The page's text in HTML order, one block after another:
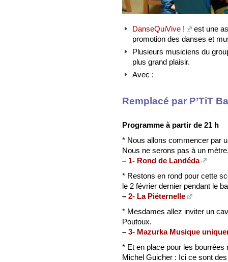
DanseQuiVive !
est une
promotion des danses et
Plusieurs musiciens du
plus grand plaisir.
Avec :
Remplacé par P’TiT
Programme à partir de 21 h
* Nous allons commencer par
Nous ne serons pas à un
– 1- Rond de Landéda
* Restons en rond pour cette
le 2 février dernier pendant le
– 2- La Piéternelle
* Mesdames allez inviter un
Poutoux.
– 3- Mazurka Musique
* Et en place pour les
Michel Guicher : Ici ce sont